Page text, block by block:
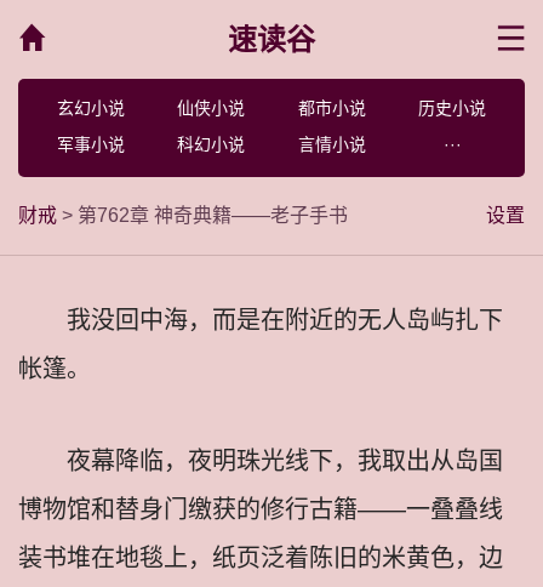
速读谷
玄幻小说 仙侠小说 都市小说
历史小说
军事小说
科幻小说 言情小说 ···
设置
财戒 > 第762章 神奇典籍——老子手书
我没回中海，而是在附近的无人岛屿扎下
帐篷。
夜幕降临，夜明珠光线下，我取出从岛国
博物馆和替身门缴获的修行古籍——一叠叠线
装书堆在地毯上，纸页泛着陈旧的米黄色，边